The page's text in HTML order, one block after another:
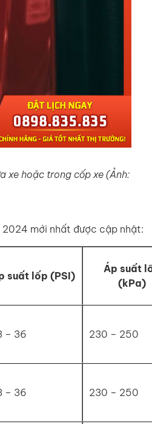
xe hoặc trong cốp xe (Ảnh:
2024 mới nhất được cập nhật:
suất lốp (PSI)
Áp suất
(kPa)
– 36 230 – 250
– 36 230 – 250